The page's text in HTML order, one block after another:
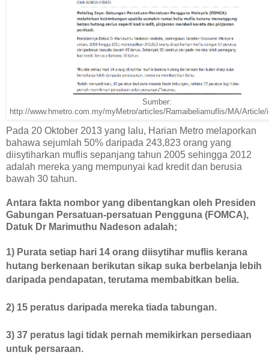
Sumber:
http://www.hmetro.com.my/myMetro/articles/Ramaibeliamuflis/MA/Article/
Pada 20 Oktober 2013 yang lalu, Harian Metro melaporkan
bahawa sejumlah 50% daripada 243,823 orang yang
diisytiharkan muflis sepanjang tahun 2005 sehingga 2012
adalah mereka yang mempunyai kad kredit dan berusia
bawah 30 tahun.
Antara fakta nombor yang dibentangkan oleh Presiden
Gabungan Persatuan-persatuan Pengguna (FOMCA),
Datuk Dr Marimuthu Nadeson adalah;
1) Purata setiap hari 14 orang diisytihar muflis kerana
hutang berkenaan berikutan sikap suka berbelanja lebih
daripada pendapatan, terutama membabitkan belia.
2) 15 peratus daripada mereka tiada tabungan.
3) 37 peratus lagi tidak pernah memikirkan persediaan
untuk persaraan.